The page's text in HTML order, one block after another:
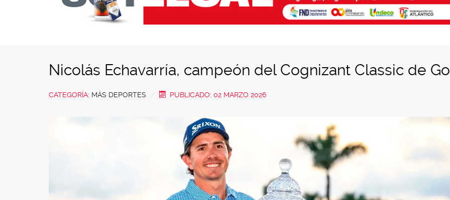
Nicolás Echavarría, campeón del Cognizant Classic de
CATEGORÍA: MÁS DEPORTES PUBLICADO: 02 MARZO 2026